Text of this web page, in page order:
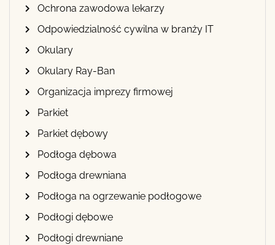
Ochrona zawodowa lekarzy
Odpowiedzialność cywilna w branży IT
Okulary
Okulary Ray-Ban
Organizacja imprezy firmowej
Parkiet
Parkiet dębowy
Podłoga dębowa
Podłoga drewniana
Podłoga na ogrzewanie podłogowe
Podłogi dębowe
Podłogi drewniane